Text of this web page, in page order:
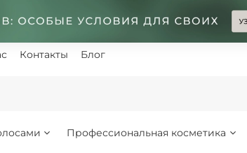
Контакты Блог
Профессиональная косметика